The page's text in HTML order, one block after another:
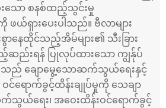
သော စနစ်ထည့်သွင်းမှု
ယ်ရှားပေးပါသည်။ ဗီလာများ
ာနေထိုင်သည့်အိမ်များ၏ သီးခြား
ဆည်းရန် ပြုလုပ်ထားသော ကျွန်ုပ်
းသည် ချောမွေ့သောဆက်သွယ်ရေးနှင့်
ရောက်ခွင့်ထိန်းချုပ်မှုကို သေချာ
ရေး၊ အဝေးထိန်းဝင်ရောက်ခွင့်